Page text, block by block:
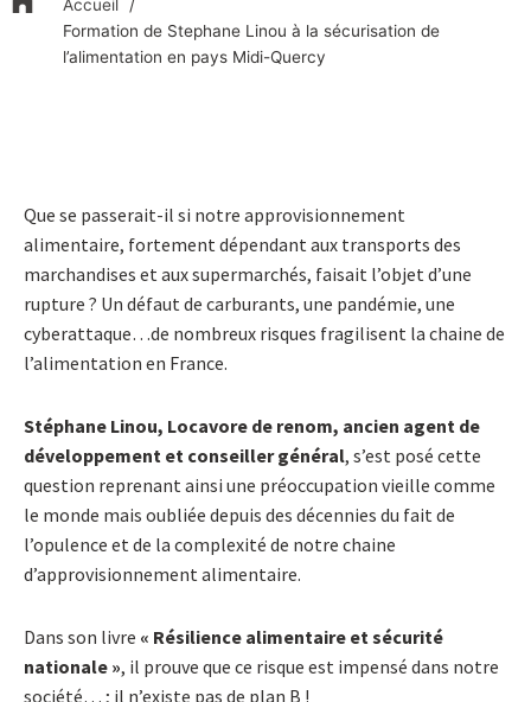
Accueil
Formation de Stephane Linou à la sécurisation de
l’alimentation en pays Midi-Quercy
Que se passerait-il si notre approvisionnement
alimentaire, fortement dépendant aux transports des
marchandises et aux supermarchés, faisait l’objet d’une
rupture ? Un défaut de carburants, une pandémie, une
cyberattaque…de nombreux risques fragilisent la chaine de
l’alimentation en France.
Stéphane Linou, Locavore de renom, ancien agent de
développement et conseiller général, s’est posé cette
question reprenant ainsi une préoccupation vieille comme
le monde mais oubliée depuis des décennies du fait de
l’opulence et de la complexité de notre chaine
d’approvisionnement alimentaire.
Dans son livre « Résilience alimentaire et sécurité
nationale », il prouve que ce risque est impensé dans notre
société… ; il n’existe pas de plan B !